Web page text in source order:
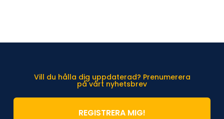
Vill du hålla dig uppdaterad? Prenumerera
på vårt nyhetsbrev
REGISTRERA MIG!